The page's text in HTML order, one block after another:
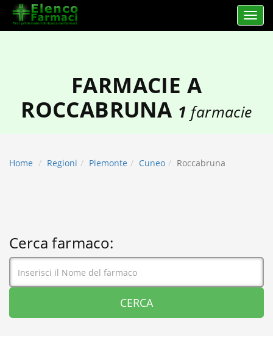
Apri
elencofarmaci.it
FARMACIE A
ROCCABRUNA 1 farmacie
Home Regioni Piemonte Cuneo Roccabruna
Cerca farmaco: